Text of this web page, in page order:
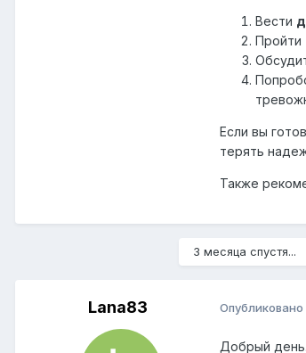
Вести
Пройти
Если вы
терять
Также
3 месяца спустя...
Lana83 Опубликовано
Добрый